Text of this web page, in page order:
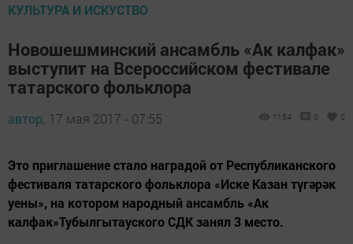
КУЛЬТУРА И ИСКУСТВО
Новошешминский ансамбль «Ак калфак»
выступит на Всероссийском фестивале
татарского фольклора
автор, 17 мая 2017 - 07:55 1154 0 0
Это приглашение стало наградой от Республиканского
фестиваля татарского фольклора «Иске Казан түгәрәк
уены», на котором народный ансамбль «Ак
калфак»Тубылгытауского СДК занял 3 место.